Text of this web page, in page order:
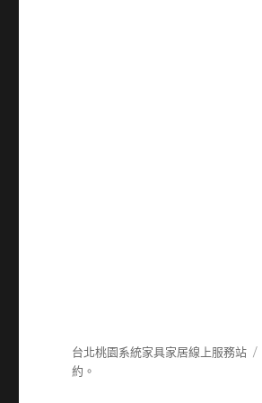
台北桃園系統家具家居線上服務站
約。